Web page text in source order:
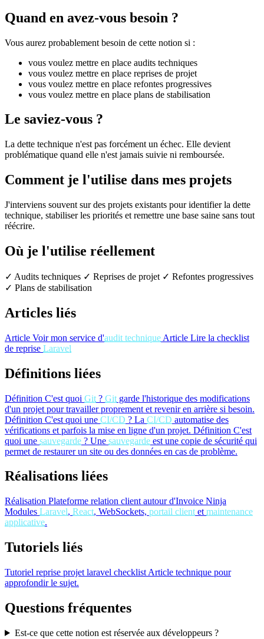
Quand en avez-vous besoin ?
Vous aurez probablement besoin de cette notion si :
vous voulez mettre en place audits techniques
vous voulez mettre en place reprises de projet
vous voulez mettre en place refontes progressives
vous voulez mettre en place plans de stabilisation
Le saviez-vous ?
La dette technique n'est pas forcément un échec. Elle devient
problématique quand elle n'est jamais suivie ni remboursée.
Comment je l'utilise dans mes projets
J'interviens souvent sur des projets existants pour identifier la dette
technique, stabiliser les priorités et remettre une base saine sans tout
réécrire.
Où je l'utilise réellement
✓ Audits techniques ✓ Reprises de projet ✓ Refontes progressives
✓ Plans de stabilisation
Articles liés
Article Voir mon service d'audit technique Article Lire la checklist
de reprise Laravel
Définitions liées
Définition C'est quoi Git ? Git garde l'historique des modifications
d'un projet pour travailler proprement et revenir en arrière si besoin.
Définition C'est quoi une CI/CD ? La CI/CD automatise des
vérifications et parfois la mise en ligne d'un projet. Définition C'est
quoi une sauvegarde ? Une sauvegarde est une copie de sécurité qui
permet de restaurer un site ou des données en cas de problème.
Réalisations liées
Réalisation Plateforme relation client autour d'Invoice Ninja
Modules Laravel, React, WebSockets, portail client et maintenance
applicative.
Tutoriels liés
Tutoriel reprise projet laravel checklist Article technique pour
approfondir le sujet.
Questions fréquentes
Est-ce que cette notion est réservée aux développeurs ?